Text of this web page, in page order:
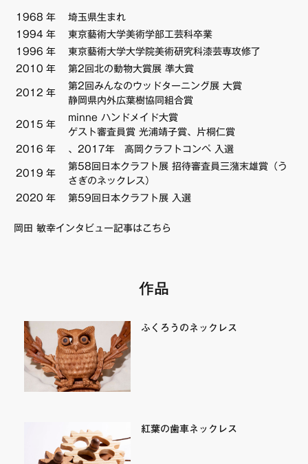
1968 年
埼玉県生まれ
1994 年
東京藝術大学美術学部工芸科卒業
1996 年
東京藝術大学大学院美術研究科漆芸専攻修了
2010 年 第2回北の動物大賞展 準大賞
2012 年
第2回みんなのウッドターニング展 大賞
静岡県内外広葉樹協同組合賞
2015 年
minne ハンドメイド大賞
ゲスト審査員賞 光浦靖子賞、片桐仁賞
2016 年 、2017年 高岡クラフトコンペ 入選
2019 年
第58回日本クラフト展 招待審査員三潴末雄賞（う
さぎのネックレス）
2020 年 第59回日本クラフト展 入選
岡田 敏幸インタビュー記事はこちら
作品
ふくろうのネックレス
紅葉の歯車ネックレス